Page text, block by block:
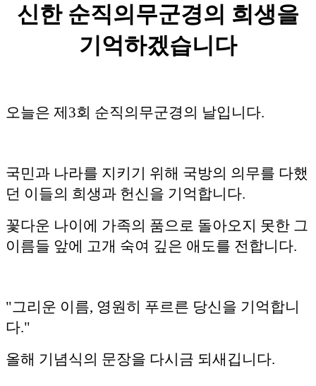
신한 순직의무군경의 희생을
기억하겠습니다
오늘은 제3회 순직의무군경의 날입니다.
국민과 나라를 지키기 위해 국방의 의무를 다했
던 이들의 희생과 헌신을 기억합니다.
꽃다운 나이에 가족의 품으로 돌아오지 못한 그
이름들 앞에 고개 숙여 깊은 애도를 전합니다.
"그리운 이름, 영원히 푸르른 당신을 기억합니
다."
올해 기념식의 문장을 다시금 되새깁니다.